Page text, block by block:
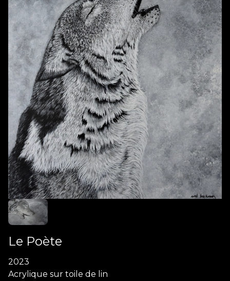
Le Poète
2023
Acrylique sur toile de lin